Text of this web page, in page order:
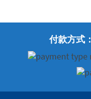
付款方式：